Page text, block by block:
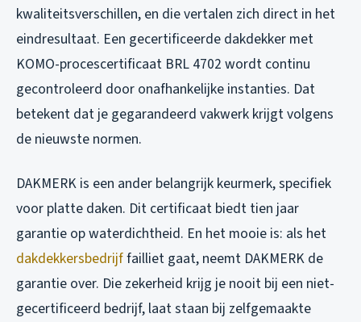
kwaliteitsverschillen, en die vertalen zich direct in het
eindresultaat. Een gecertificeerde dakdekker met
KOMO-procescertificaat BRL 4702 wordt continu
gecontroleerd door onafhankelijke instanties. Dat
betekent dat je gegarandeerd vakwerk krijgt volgens
de nieuwste normen.
DAKMERK is een ander belangrijk keurmerk, specifiek
voor platte daken. Dit certificaat biedt tien jaar
garantie op waterdichtheid. En het mooie is: als het
dakdekkersbedrijffailliet gaat, neemt DAKMERK de
garantie over. Die zekerheid krijg je nooit bij een niet-
gecertificeerd bedrijf, laat staan bij zelfgemaakte